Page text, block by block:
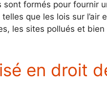
sont formés pour fournir
que les lois sur l’air
les sites pollués et bien
en droit